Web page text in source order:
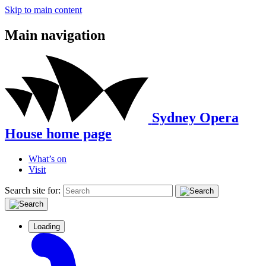
Skip to main content
Main navigation
Sydney Opera
House home page
What’s on
Visit
Search site for:
Loading